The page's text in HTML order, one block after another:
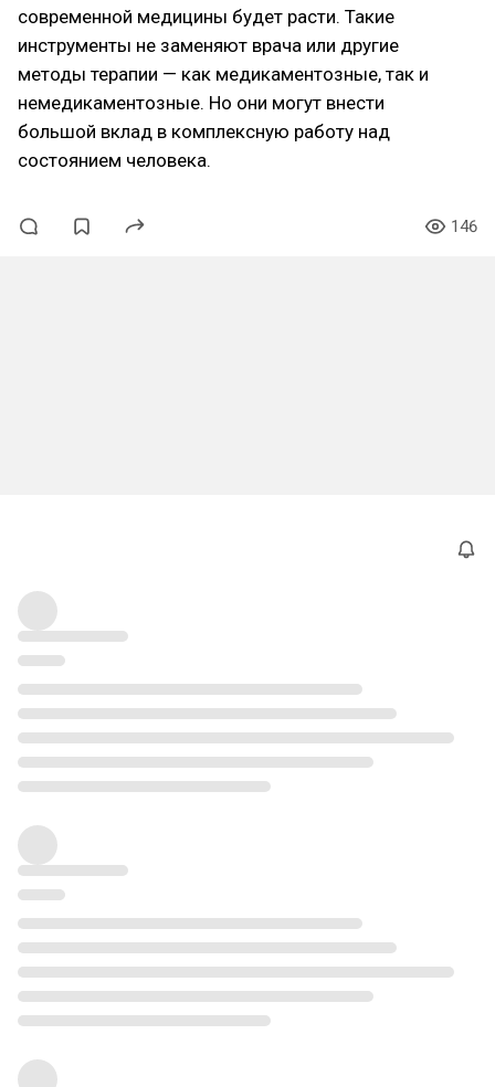
современной медицины будет расти. Такие
инструменты не заменяют врача или другие
методы терапии — как медикаментозные, так и
немедикаментозные. Но они могут внести
большой вклад в комплексную работу над
состоянием человека.
146